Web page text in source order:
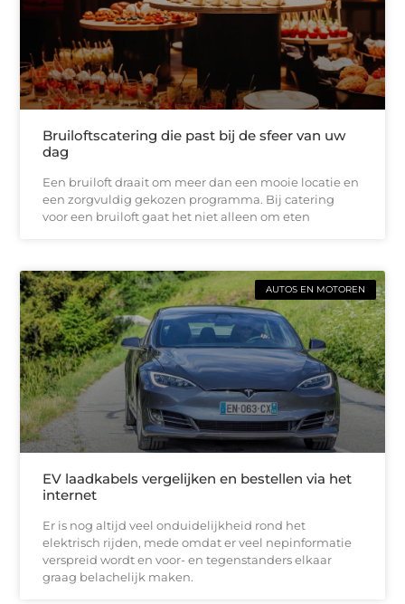
Bruiloftscatering die past bij de sfeer van uw
dag
Een bruiloft draait om meer dan een mooie locatie en
een zorgvuldig gekozen programma. Bij catering
voor een bruiloft gaat het niet alleen om eten
AUTOS EN MOTOREN
EV laadkabels vergelijken en bestellen via het
internet
Er is nog altijd veel onduidelijkheid rond het
elektrisch rijden, mede omdat er veel nepinformatie
verspreid wordt en voor- en tegenstanders elkaar
graag belachelijk maken.